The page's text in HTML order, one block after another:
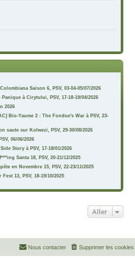
Saison 6, PSV, 03-04-05/07/2026
Panique à Cirytului, PSV, 17-18-19/04/2026
2026
Bio-Yaume 2 : The Fondue's War à PSV, 23-
saute sur Kolwezi, PSV, 29-30/08/2026
06/06/2026
Story à PSV, 17-18/01/2026
Santa 18, PSV, 20-21/12/2025
en Novembre 15, PSV, 22-23/11/2025
Fest 13, PSV, 18-19/10/2025
Aller
Supprimer les cookies
Nous contacter